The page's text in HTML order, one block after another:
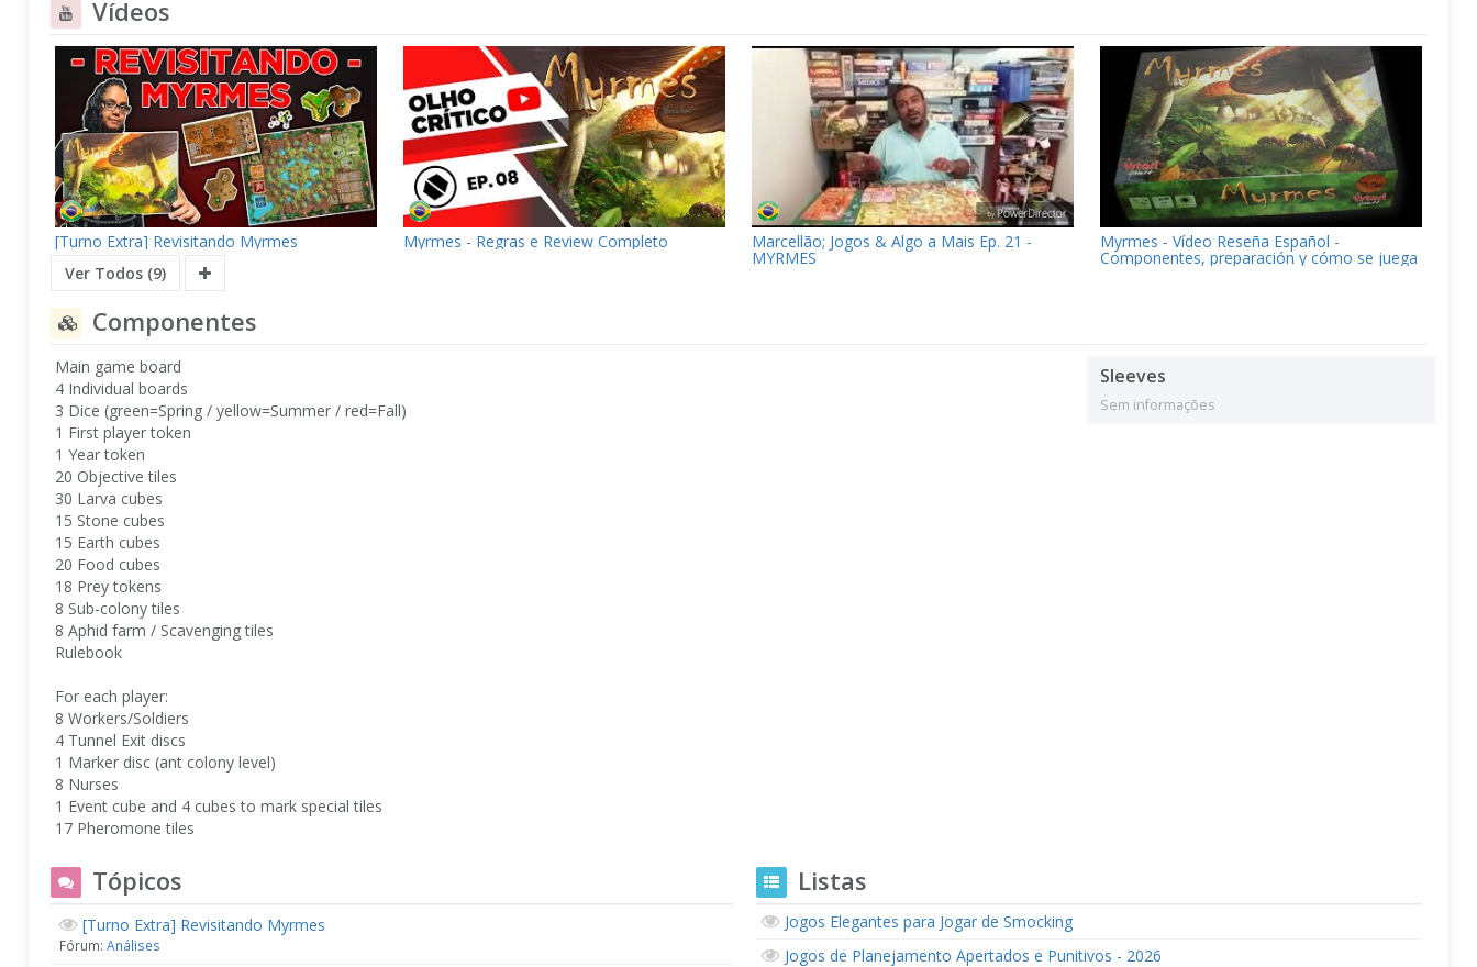
Vídeos
[Turno Extra] Revisitando Myrmes Myrmes - Regras e Review Completo Marcellão; Jogos & Algo a Mais Ep. 21 -
MYRMES
Myrmes - Vídeo Reseña Español -
Componentes, preparación y cómo se juega
Ver Todos (9)
Componentes
Main game board
4 Individual boards
3 Dice (green=Spring / yellow=Summer / red=Fall)
1 First player token
1 Year token
20 Objective tiles
30 Larva cubes
15 Stone cubes
15 Earth cubes
20 Food cubes
18 Prey tokens
8 Sub-colony tiles
8 Aphid farm / Scavenging tiles
Rulebook
For each player:
8 Workers/Soldiers
4 Tunnel Exit discs
1 Marker disc (ant colony level)
8 Nurses
1 Event cube and 4 cubes to mark special tiles
17 Pheromone tiles
Sleeves
Sem informações
Tópicos
[Turno Extra] Revisitando Myrmes
Fórum: Análises
Listas
Jogos Elegantes para Jogar de Smocking
Jogos de Planejamento Apertados e Punitivos - 2026